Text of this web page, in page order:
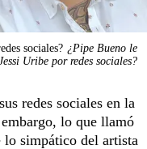
sociales? ¿Pipe Bueno le
Uribe por redes sociales?
redes sociales en la
lo que llamó
lo simpático del artista